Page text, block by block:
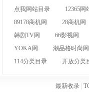
点我网站目录
12365网
89178商机网
28商机网
韩剧TV网
66影视网
YOKA网
潮品格时尚网
114分类目录
开放分类
最新收录|